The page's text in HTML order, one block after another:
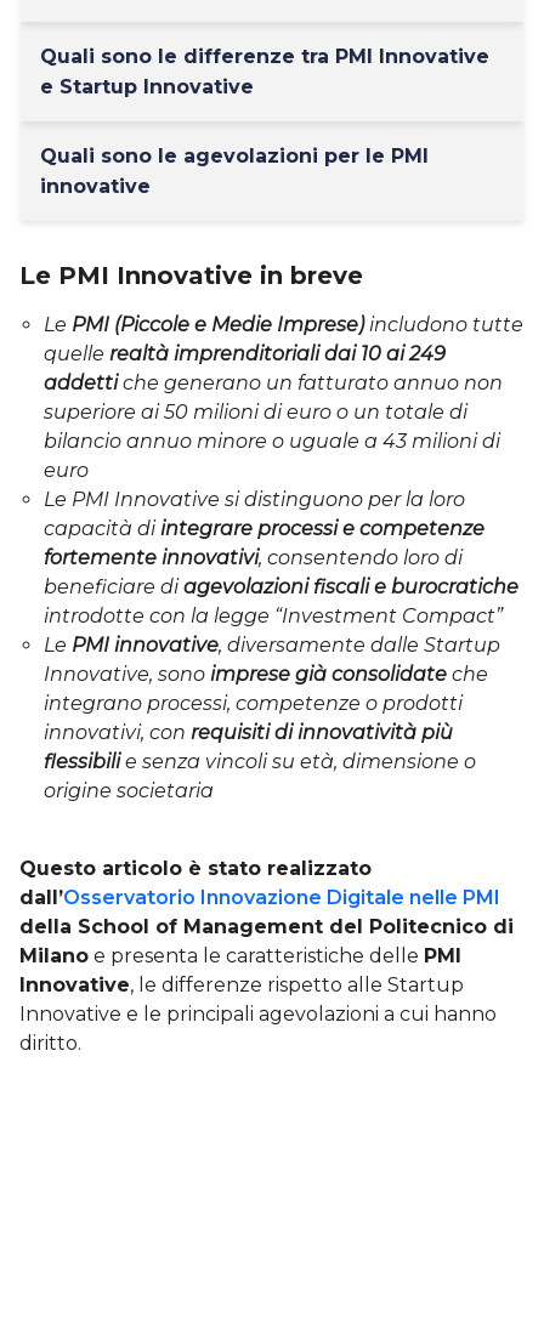
Quali sono le differenze tra PMI Innovative
e Startup Innovative
Quali sono le agevolazioni per le PMI
innovative
Le PMI Innovative in breve
Le PMI (Piccole e Medie Imprese)includono tutte
quelle realtà imprenditoriali dai 10 ai 249
addettiche generano un fatturato annuo non
superiore ai 50 milioni di euro o un totale di
bilancio annuo minore o uguale a 43 milioni di
euro
Le PMI Innovative si distinguono per la loro
capacità diintegrare processi e competenze
fortemente innovativi, consentendo loro di
beneficiare diagevolazioni fiscali e burocratiche
introdotte con la legge “Investment Compact”
Le PMI innovative, diversamente dalle Startup
Innovative, sono imprese già consolidate che
integrano processi, competenze o prodotti
innovativi, con requisiti di innovatività più
flessibilie senza vincoli su età, dimensione o
origine societaria
Questo articolo è stato realizzato
dall’Osservatorio Innovazione Digitale nelle PMI
della School of Management del Politecnico di
Milano e presenta le caratteristiche delle PMI
Innovative, le differenze rispetto alle Startup
Innovative e le principali agevolazioni a cui hanno
diritto.